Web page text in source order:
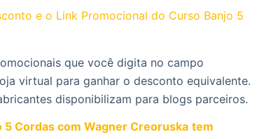
e o Link Promocional do Curso Banjo 5
que você digita no campo
virtual para ganhar o desconto equivalente.
disponibilizam para blogs parceiros.
Cordas com Wagner Creoruska tem